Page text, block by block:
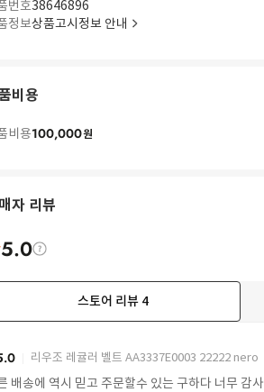
번호38646896
정보상품고시정보 안내
비용
비용100,000원
자 리뷰
5.0
스토어 리뷰 4
리우조 레귤러 벨트 AA3337E0003 22222 nero
배송에 역시 믿고 주문할수 있는 구하다 너무 감